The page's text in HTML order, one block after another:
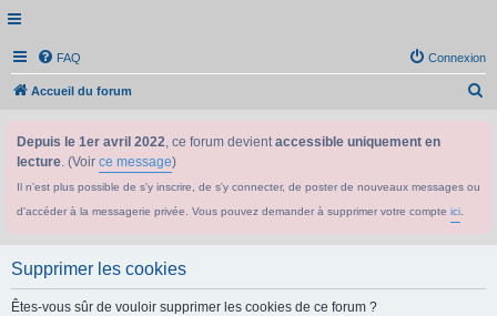
FAQ Connexion
Accueil du forum
Depuis le 1er avril 2022, ce forum devientaccessible uniquement en
lecture. (Voir ce message)
Il n'est plus possible de s'y inscrire, de s'y connecter, de poster de nouveaux messages ou
d'accéder à la messagerie privée. Vous pouvez demander à supprimer votre compte ici
Supprimer les cookies
Êtes-vous sûr de vouloir supprimer les cookies de ce forum ?